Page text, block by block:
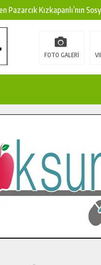
Pazarcık Kızkapanlı’nın
Pazarcık Kırsalına Modern
Uluslararası Başarı:
Komutanı Karakaya’dan
Sona Doğru.
FOTO GALERİ